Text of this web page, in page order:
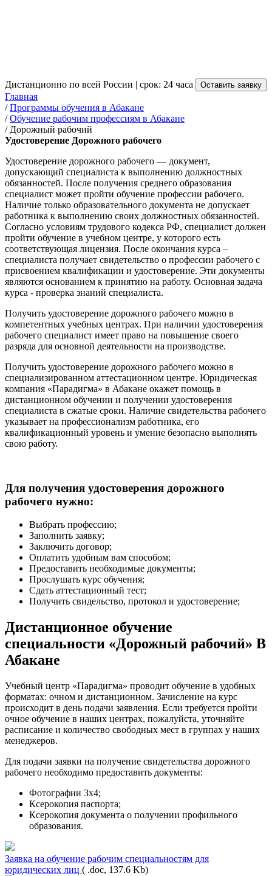
Дистанционно по всей России | срок: 24 часа Оставить заявку
Главная
/Программы обучения в Абакане
/Обучение рабочим профессиям в Абакане
/ Дорожный рабочий
Удостоверение Дорожного рабочего
Удостоверение дорожного рабочего — документ,
допускающий специалиста к выполнению должностных
обязанностей. После получения среднего образования
специалист может пройти обучение профессии рабочего.
Наличие только образовательного документа не допускает
работника к выполнению своих должностных обязанностей.
Согласно условиям трудового кодекса РФ, специалист должен
пройти обучение в учебном центре, у которого есть
соответствующая лицензия. После окончания курса –
специалиста получает свидетельство о профессии рабочего с
присвоением квалификации и удостоверение. Эти документы
являются основанием к принятию на работу. Основная задача
курса - проверка знаний специалиста.
Получить удостоверение дорожного рабочего можно в
компетентных учебных центрах. При наличии удостоверения
рабочего специалист имеет право на повышение своего
разряда для основной деятельности на производстве.
Получить удостоверение дорожного рабочего можно в
специализированном аттестационном центре. Юридическая
компания «Парадигма» в Абакане окажет помощь в
дистанционном обучении и получении удостоверения
специалиста в сжатые сроки. Наличие свидетельства рабочего
указывает на профессионализм работника, его
квалификационный уровень и умение безопасно выполнять
свою работу.
Для получения удостоверения дорожного
рабочего нужно:
Выбрать профессию;
Заполнить заявку;
Заключить договор;
Оплатить удобным вам способом;
Предоставить необходимые документы;
Прослушать курс обучения;
Сдать аттестационный тест;
Получить свидельство, протокол и удостоверение;
Дистанционное обучение
специальности «Дорожный рабочий» В
Абакане
Учебный центр «Парадигма» проводит обучение в удобных
форматах: очном и дистанционном. Зачисление на курс
происходит в день подачи заявления. Если требуется пройти
очное обучение в наших центрах, пожалуйста, уточняйте
расписание и количество свободных мест в группах у наших
менеджеров.
Для подачи заявки на получение свидетельства дорожного
рабочего необходимо предоставить документы:
Фотографии 3х4;
Ксерокопия паспорта;
Ксерокопия документа о получении профильного
образования.
Заявка на обучение рабочим специальностям для
юридических лиц ( .doc, 137.6 Kb)